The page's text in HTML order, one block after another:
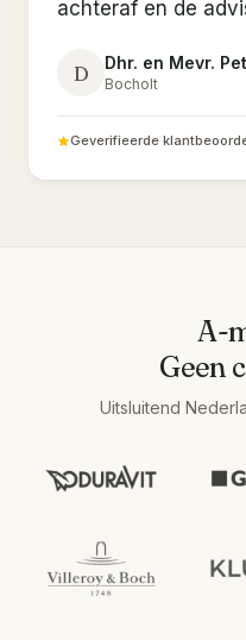
achteraf en de
D Dhr. en Mevr.
Bocholt
Geverifieerde
A-
Geen
Uitsluitend